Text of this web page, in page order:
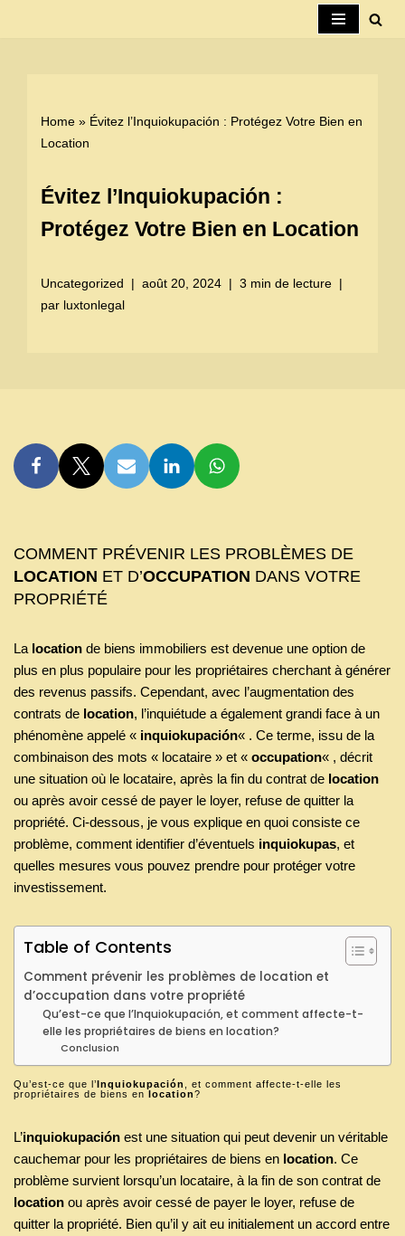
Home » Évitez l’Inquiokupación : Protégez Votre Bien en
Location
Évitez l’Inquiokupación :
Protégez Votre Bien en Location
Uncategorized août 20, 2024
3 min de lecture
par luxtonlegal
COMMENT PRÉVENIR LES PROBLÈMES DE
LOCATION ET D’OCCUPATION DANS VOTRE
PROPRIÉTÉ
La location de biens immobiliers est devenue une option de
plus en plus populaire pour les propriétaires cherchant à générer
des revenus passifs. Cependant, avec l’augmentation des
contrats de location, l’inquiétude a également grandi face à un
phénomène appelé « inquiokupación« . Ce terme, issu de la
combinaison des mots « locataire » et « occupation« , décrit
une situation où le locataire, après la fin du contrat de location
ou après avoir cessé de payer le loyer, refuse de quitter la
propriété. Ci-dessous, je vous explique en quoi consiste ce
problème, comment identifier d’éventuels inquiokupas, et
quelles mesures vous pouvez prendre pour protéger votre
investissement.
Table of Contents
Comment prévenir les problèmes de location et
d’occupation dans votre propriété
Qu’est-ce que l’Inquiokupación, et comment affecte-t-
elle les propriétaires de biens en location?
Conclusion
Qu’est-ce que l’Inquiokupación
, et comment affecte-t-elle les
propriétaires de biens en location?
L’inquiokupación est une situation qui peut devenir un véritable
cauchemar pour les propriétaires de biens en location. Ce
problème survient lorsqu’un locataire, à la fin de son contrat de
location ou après avoir cessé de payer le loyer, refuse de
quitter la propriété. Bien qu’il y ait eu initialement un accord entre